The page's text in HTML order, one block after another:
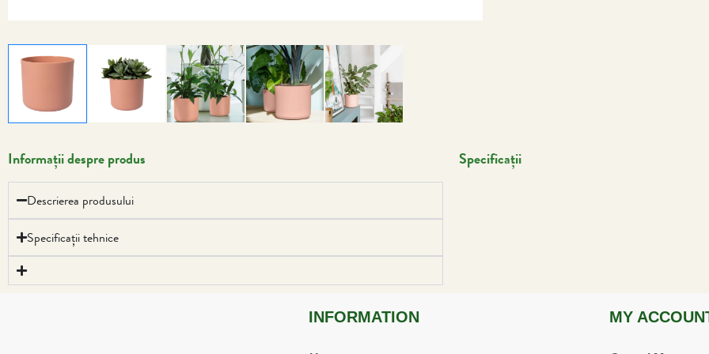
Informații despre produs
Descrierea produsului
Specificații tehnice
Specificații
INFORMATION MY